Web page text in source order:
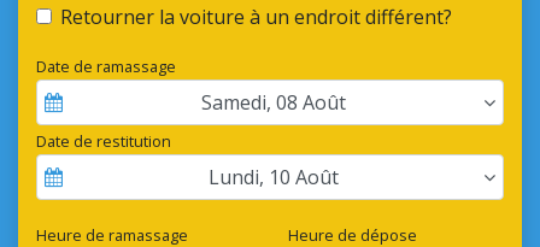
Retourner la voiture à un endroit différent?
Date de ramassage
Samedi, 08 Août
Date de restitution
Lundi, 10 Août
Heure de ramassage Heure de dépose